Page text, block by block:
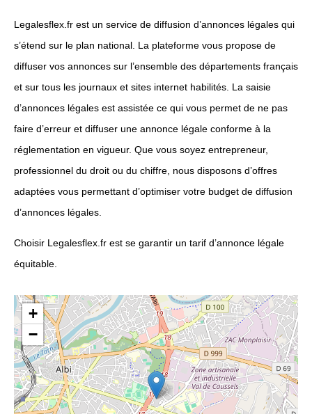
Legalesflex.fr est un service de diffusion d’annonces légales qui
s’étend sur le plan national. La plateforme vous propose de
diffuser vos annonces sur l’ensemble des départements français
et sur tous les journaux et sites internet habilités. La saisie
d’annonces légales est assistée ce qui vous permet de ne pas
faire d’erreur et diffuser une annonce légale conforme à la
réglementation en vigueur. Que vous soyez entrepreneur,
professionnel du droit ou du chiffre, nous disposons d’offres
adaptées vous permettant d’optimiser votre budget de diffusion
d’annonces légales.
Choisir Legalesflex.fr est se garantir un tarif d’annonce légale
équitable.
+
−